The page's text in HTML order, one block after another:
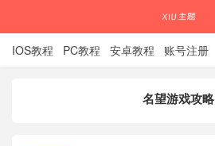
IOS教程 PC教程 安卓教程 账号注册
名望游戏攻略